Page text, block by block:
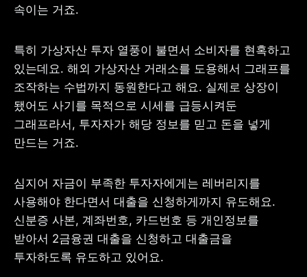
속이는 거죠.
특히 가상자산 투자 열풍이 불면서 소비자를 현혹하고
있는데요. 해외 가상자산 거래소를 도용해서 그래프를
조작하는 수법까지 동원한다고 해요. 실제로 상장이
됐어도 사기를 목적으로 시세를 급등시켜둔
그래프라서, 투자자가 해당 정보를 믿고 돈을 넣게
만드는 거죠.
심지어 자금이 부족한 투자자에게는 레버리지를
사용해야 한다면서 대출을 신청하게까지 유도해요.
신분증 사본, 계좌번호, 카드번호 등 개인정보를
받아서 2금융권 대출을 신청하고 대출금을
투자하도록 유도하고 있어요.